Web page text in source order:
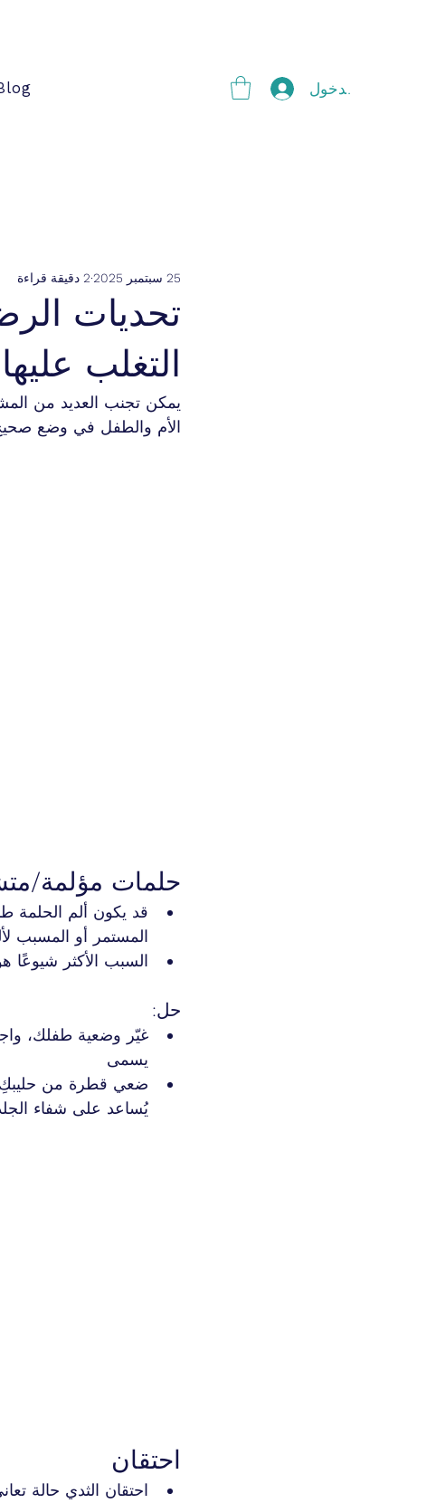
تسجيل الدخول
تحديات
التغلب عليها
25 سبتمبر 2025 2 دقيقة قراءة
يمكن تجنب العديد من
الأم والطفل في وضع
حلمات مؤلمة/
قد يكون ألم الحلمة
المستمر أو المسبب
السبب الأكثر
حل:
غيّر وضعية طفلك،
يسمى
ضعي قطرة من حليبكِ
يُساعد على شفاء
احتقان
احتقان الثدي حالة